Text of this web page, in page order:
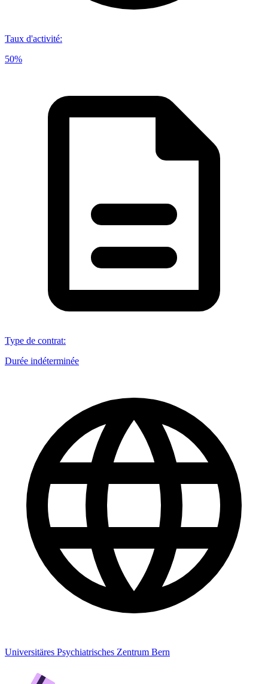
Taux d'activité:
50%
Type de contrat:
Durée indéterminée
Universitäres Psychiatrisches Zentrum Bern